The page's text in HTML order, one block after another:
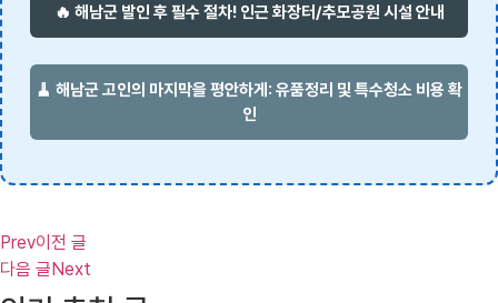
🔥 해남군 발인 후 필수 절차! 인근 화장터/추모공원 시설 안내
🧹 해남군 고인의 마지막을 평안하게: 유품정리 및 특수청소 비용 확
인
Prev이전 글
다음 글Next